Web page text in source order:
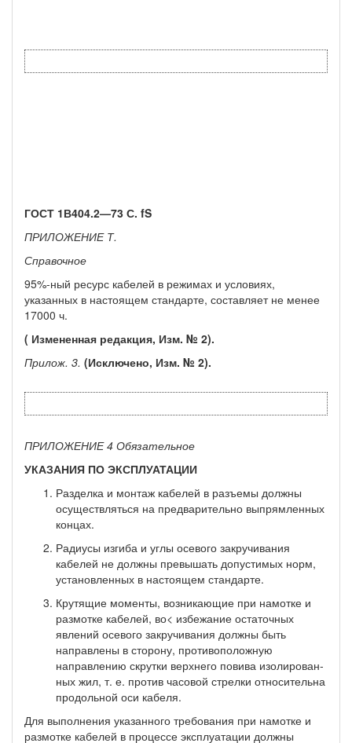
ГОСТ 1В404.2—73 С. fS
ПРИЛОЖЕНИЕ Т.
Справочное
95%-ный ресурс кабелей в режимах и условиях,
указанных в настоящем стандарте, составляет не менее
17000 ч.
( Измененная редакция, Изм. № 2).
Прилож. 3. (Исключено, Изм. № 2).
ПРИЛОЖЕНИЕ 4 Обязательное
УКАЗАНИЯ ПО ЭКСПЛУАТАЦИИ
Разделка и монтаж кабелей в разъемы должны
осуществляться на пред­варительно выпрямленных
концах.
Радиусы изгиба и углы осевого закручивания
кабелей не должны превы­шать допустимых норм,
установленных в настоящем стандарте.
Крутящие моменты, возникающие при намотке и
размотке кабелей, во< избежание остаточных
явлений осевого закручивания должны быть
направлены в сторону, противоположную
направлению скрутки верхнего повива изолирован­
ных жил, т. е. против часовой стрелки относительна
продольной оси кабеля.
Для выполнения указанного требования при намотке и
размотке кабелей в процессе эксплуатации должны